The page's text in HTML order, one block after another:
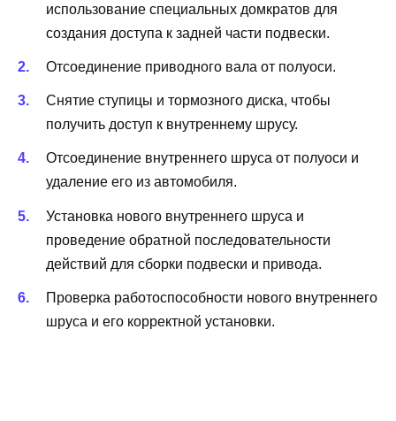
использование специальных домкратов для
создания доступа к задней части подвески.
Отсоединение приводного вала от полуоси.
Снятие ступицы и тормозного диска, чтобы
получить доступ к внутреннему шрусу.
Отсоединение внутреннего шруса от полуоси и
удаление его из автомобиля.
Установка нового внутреннего шруса и
проведение обратной последовательности
действий для сборки подвески и привода.
Проверка работоспособности нового внутреннего
шруса и его корректной установки.